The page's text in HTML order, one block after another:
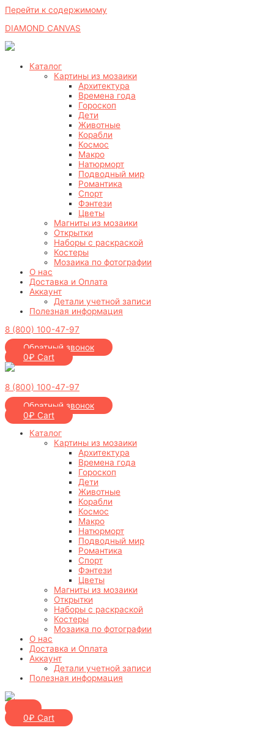
Перейти к содержимому
DIAMOND CANVAS
Каталог
Картины из мозаики
Архитектура
Времена года
Гороскоп
Дети
Животные
Корабли
Космос
Макро
Натюрморт
Подводный мир
Романтика
Спорт
Фэнтези
Цветы
Магниты из мозаики
Открытки
Наборы с раскраской
Костеры
Мозаика по фотографии
О нас
Доставка и Оплата
Аккаунт
Детали учетной записи
Полезная информация
8 (800) 100-47-97
Обратный звонок
0₽ Cart
8 (800) 100-47-97
Обратный звонок
0₽ Cart
Каталог
Картины из мозаики
Архитектура
Времена года
Гороскоп
Дети
Животные
Корабли
Космос
Макро
Натюрморт
Подводный мир
Романтика
Спорт
Фэнтези
Цветы
Магниты из мозаики
Открытки
Наборы с раскраской
Костеры
Мозаика по фотографии
О нас
Доставка и Оплата
Аккаунт
Детали учетной записи
Полезная информация
0₽ Cart